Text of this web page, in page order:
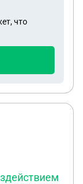
для
что